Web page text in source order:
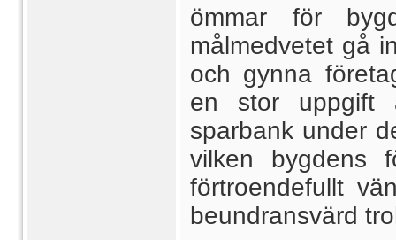
ömmar för
målmedvetet gå
och gynna
en stor uppgift
sparbank under
vilken bygdens
förtroendefullt
beundransvärd